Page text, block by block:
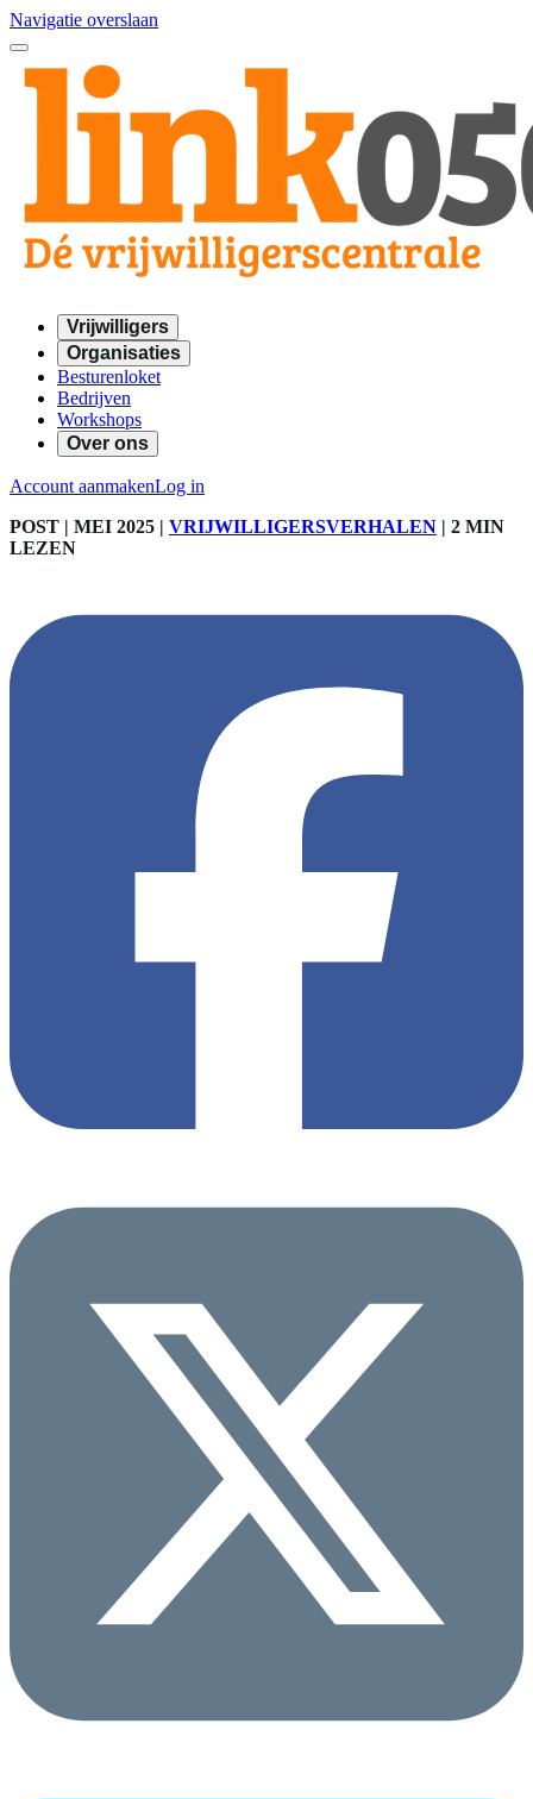
Navigatie overslaan
Vrijwilligers
Organisaties
Besturenloket
Bedrijven
Workshops
Over ons
Account aanmakenLog in
POST | MEI 2025 | VRIJWILLIGERSVERHALEN | 2 MIN
LEZEN